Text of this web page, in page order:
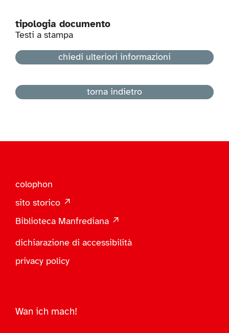
tipologia documento
Testi a stampa
chiedi ulteriori informazioni
torna indietro
colophon
sito storico ↗
Biblioteca Manfrediana ↗
dichiarazione di accessibilità
privacy policy
Wan ich mach!